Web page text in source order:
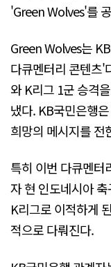
'Green Wolves'를
Green Wolves는
다큐멘터리 콘텐츠'
와 K리그 1군 승격
냈다. KB국민은행
희망의 메시지를 전
특히 이번 다큐멘터
자 현 인도네시아
K리그로 이적하게
적으로 다뤄진다.